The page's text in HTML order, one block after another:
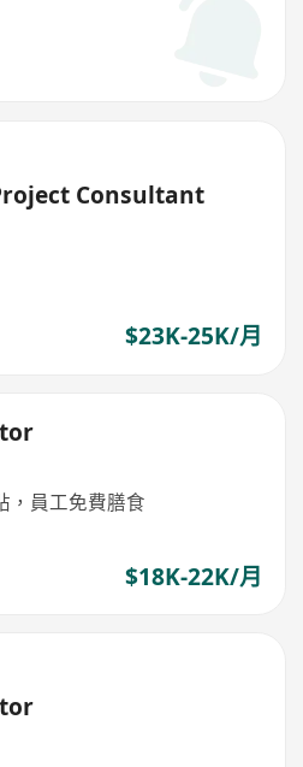
Consultant
$23K-25K/月
，員工免費膳食
$18K-22K/月